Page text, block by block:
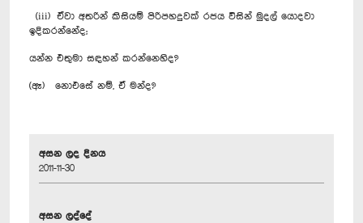
(iii) ඒවා අතරින් කිසියම් පිරිපහදුවක් රජය විසින් මුදල් ‍යොදවා
ඉදිකරන්නේද;
යන්න එතුමා සඳහන් කරන්නෙහිද?
(ඈ) ‍ නොඑසේ නම්, ඒ මන්ද?
අසන ලද දිනය
2011-11-30
අසන ලද්දේ